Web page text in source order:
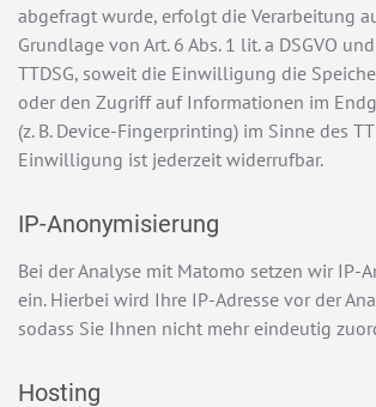
abgefragt wurde, erfolgt die Verarbeitung
Grundlage von Art. 6 Abs. 1 lit. a DSGVO
TTDSG, soweit die Einwilligung die
oder den Zugriff auf Informationen im
(z. B. Device-Fingerprinting) im Sinne des
Einwilligung ist jederzeit widerrufbar.
IP-Anonymisierung
Bei der Analyse mit Matomo setzen wir IP-
ein. Hierbei wird Ihre IP-Adresse vor der
sodass Sie Ihnen nicht mehr eindeutig
Hosting